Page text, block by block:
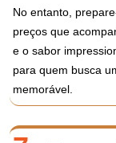
No entanto,
preços que
e o sabor
para quem busca
memorável.